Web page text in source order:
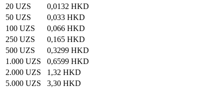
20 UZS
0,0132 HKD
50 UZS
0,033 HKD
100 UZS
0,066 HKD
250 UZS
0,165 HKD
500 UZS
0,3299 HKD
1.000 UZS
0,6599 HKD
2.000 UZS
1,32 HKD
5.000 UZS
3,30 HKD